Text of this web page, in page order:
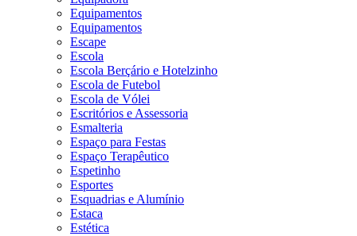
Equipamentos
Equipamentos
Escape
Escola
Escola Berçário e Hotelzinho
Escola de Futebol
Escola de Vólei
Escritórios e Assessoria
Esmalteria
Espaço para Festas
Espaço Terapêutico
Espetinho
Esportes
Esquadrias e Alumínio
Estaca
Estética